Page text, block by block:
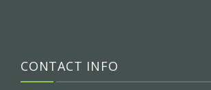
CONTACT INFO